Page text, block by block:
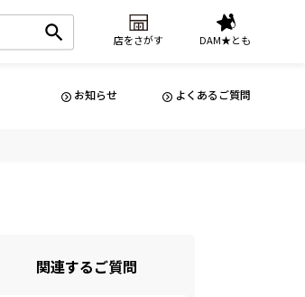
店をさがす DAM★とも
お知らせ よくあるご質問
関連するご質問